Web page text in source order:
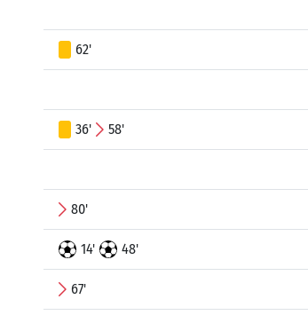
62'
36' 58'
80'
14' 48'
67'